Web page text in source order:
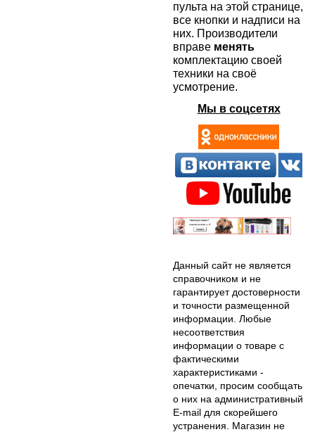
пульта на этой странице,
все кнопки и надписи на
них. Производители
вправе менять
комплектацию своей
техники на своё
усмотрение.
Мы в соцсетях
Данный сайт не является
справочником и не
гарантирует достоверности
и точности размещенной
информации. Любые
несоответствия
информации о товаре с
фактическими
характеристиками -
опечатки, просим сообщать
о них на административный
E-mail для скорейшего
устранения. Магазин не